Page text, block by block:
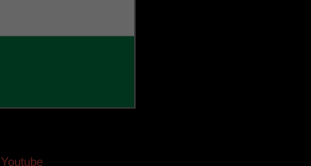
Youtube